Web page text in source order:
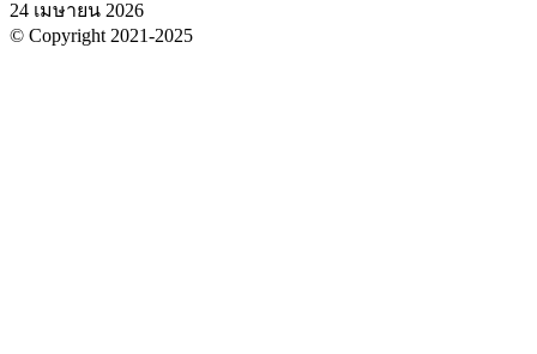
24 เมษายน 2026
© Copyright 2021-2025